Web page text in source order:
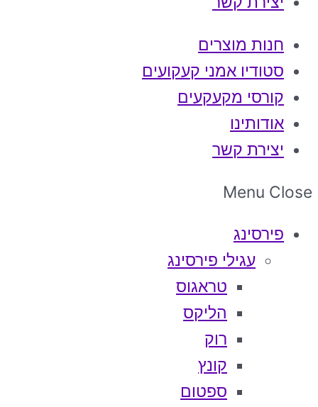
חנות מוצרים
סטודיו אמני קעקועים
קורסי מקעקעים
אודותינו
יצירת קשר
Menu Close
פירסינג
עגילי פירסינג
טראגוס
הליקס
רוק
קונץ
ספטום